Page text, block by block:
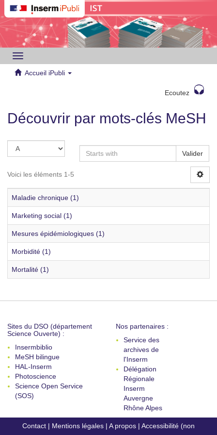
Toggle
navigation
Accueil iPubli
Ecoutez
Découvrir par mots-clés MeSH
Valider
Voici les éléments 1-5
Maladie chronique (1)
Marketing social (1)
Mesures épidémiologiques (1)
Morbidité (1)
Mortalité (1)
Sites du DSO (département
Science Ouverte) :
Insermbiblio
MeSH bilingue
HAL-Inserm
Photoscience
Science Open Service
(SOS)
Nos partenaires :
Service des
archives de
l'Inserm
Délégation
Régionale
Inserm
Auvergne
Rhône Alpes
Contact | Mentions légales | A propos | Accessibilité (non